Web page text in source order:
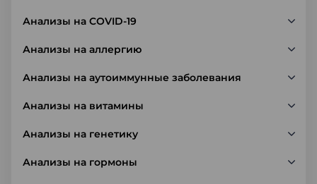
Анализы на COVID-19
Анализы на аллергию
Анализы на аутоиммунные заболевания
Анализы на витамины
Анализы на генетику
Анализы на гормоны